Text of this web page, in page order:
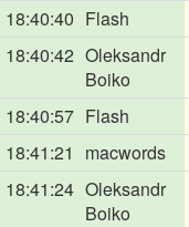
18:40:40 Flash
18:40:42 Oleksandr
Boiko
18:40:57 Flash
18:41:21
macwords
18:41:24 Oleksandr
Boiko